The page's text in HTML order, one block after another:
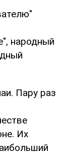
народный
Пару раз
Их